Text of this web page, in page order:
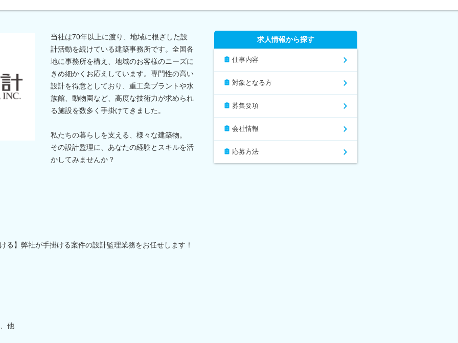
当社は70年以上に渡り、地域に根ざした設
計活動を続けている建築事務所です。全国各
地に事務所を構え、地域のお客様のニーズに
きめ細かくお応えしています。専門性の高い
設計を得意としており、重工業プラントや水
族館、動物園など、高度な技術力が求められ
る施設を数多く手掛けてきました。
私たちの暮らしを支える、様々な建築物。
その設計監理に、あなたの経験とスキルを活
かしてみませんか？
る】弊社が手掛ける案件の設計監理業務をお任せします！
他
求人情報から探す
仕事内容
対象となる方
募集要項
会社情報
応募方法